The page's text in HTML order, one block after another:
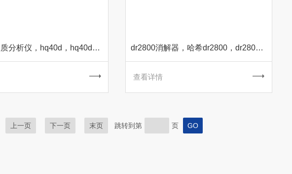
HQ40d水质分析仪，hq40d，hq40d溶氧仪 dr2800消解器，哈希dr2800，dr2800价格
查看详情
上一页 下一页 末页 跳转到第 页